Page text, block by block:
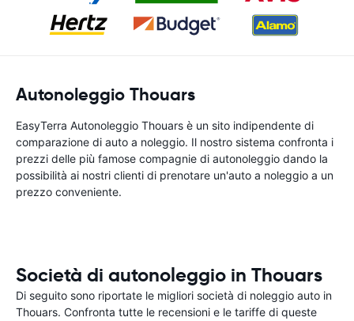
Autonoleggio Thouars
EasyTerra Autonoleggio Thouars è un sito indipendente di
comparazione di auto a noleggio. Il nostro sistema confronta i
prezzi delle più famose compagnie di autonoleggio dando la
possibilità ai nostri clienti di prenotare un'auto a noleggio a un
prezzo conveniente.
Società di autonoleggio in Thouars
Di seguito sono riportate le migliori società di noleggio auto in
Thouars. Confronta tutte le recensioni e le tariffe di queste